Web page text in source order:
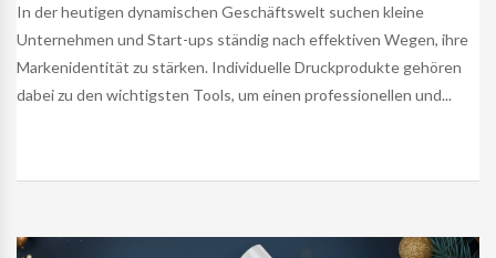
In der heutigen dynamischen Geschäftswelt suchen kleine
Unternehmen und Start-ups ständig nach effektiven Wegen, ihre
Markenidentität zu stärken. Individuelle Druckprodukte gehören
dabei zu den wichtigsten Tools, um einen professionellen und...